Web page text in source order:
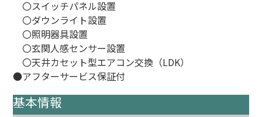
〇スイッチパネル設置
〇ダウンライト設置
〇照明器具設置
〇玄関人感センサー設置
〇天井カセット型エアコン交換（LDK）
●アフターサービス保証付
基本情報